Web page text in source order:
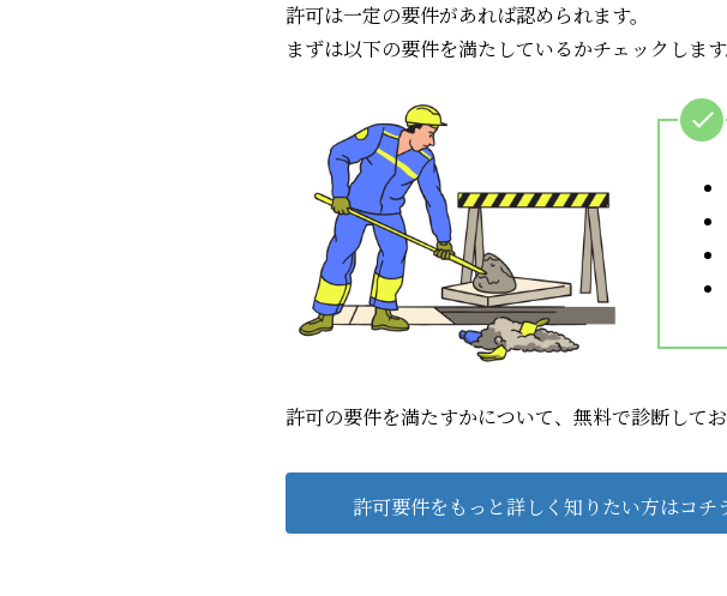
許可は一定の要件があれば認められます。
まずは以下の要件を満たしているかチェックします
許可の要件を満たすかについて、無料で診断して
許可要件をもっと詳しく知りたい方はコチ